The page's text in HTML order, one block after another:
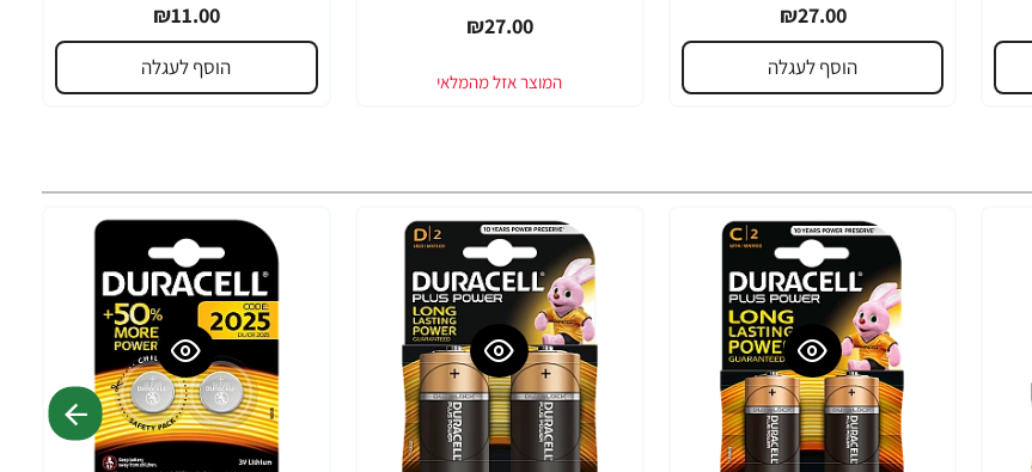
₪27.00
הוסף לעגלה
₪27.00
₪11.00
הוסף לעגלה